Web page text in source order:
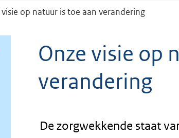
visie op natuur is toe aan verandering
Onze visie op
verandering
De zorgwekkende staat